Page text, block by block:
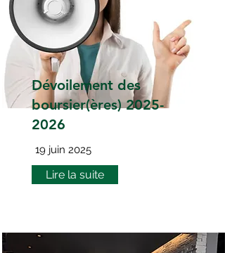
Dévoilement des
boursier(ères)2025-
2026
19 juin 2025
Lire la suite